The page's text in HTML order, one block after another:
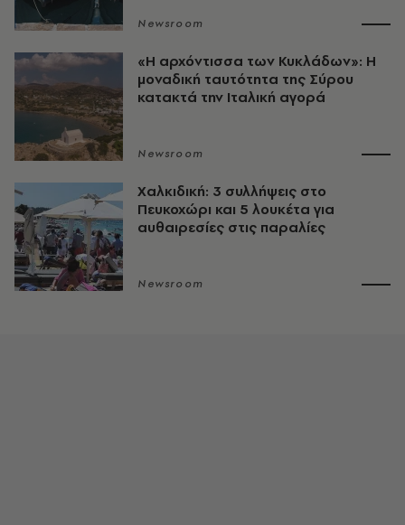
Newsroom
«Η αρχόντισσα των Κυκλάδων»: Η
μοναδική ταυτότητα της Σύρου
κατακτά την Ιταλική αγορά
Newsroom
Χαλκιδική: 3 συλλήψεις στο
Πευκοχώρι και 5 λουκέτα για
αυθαιρεσίες στις παραλίες
Newsroom